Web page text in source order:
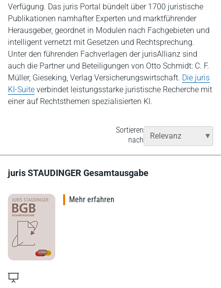
Verfügung. Das juris Portal bündelt über 1700 juristische
Publikationen namhafter Experten und marktführender
Herausgeber, geordnet in Modulen nach Fachgebieten und
intelligent vernetzt mit Gesetzen und Rechtsprechung.
Unter den führenden Fachverlagen der jurisAllianz sind
auch die Partner und Beteiligungen von Otto Schmidt: C. F.
Müller, Gieseking, Verlag Versicherungswirtschaft. Die juris
KI-Suite verbindet leistungsstarke juristische Recherche mit
einer auf Rechtsthemen spezialisierten KI.
Sortieren
nach
juris STAUDINGER Gesamtausgabe
Mehr erfahren